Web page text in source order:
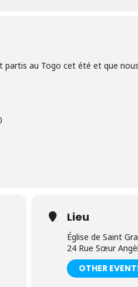
au Togo cet été et que
Lieu
Église de Saint
24 Rue Sœur
OTHER